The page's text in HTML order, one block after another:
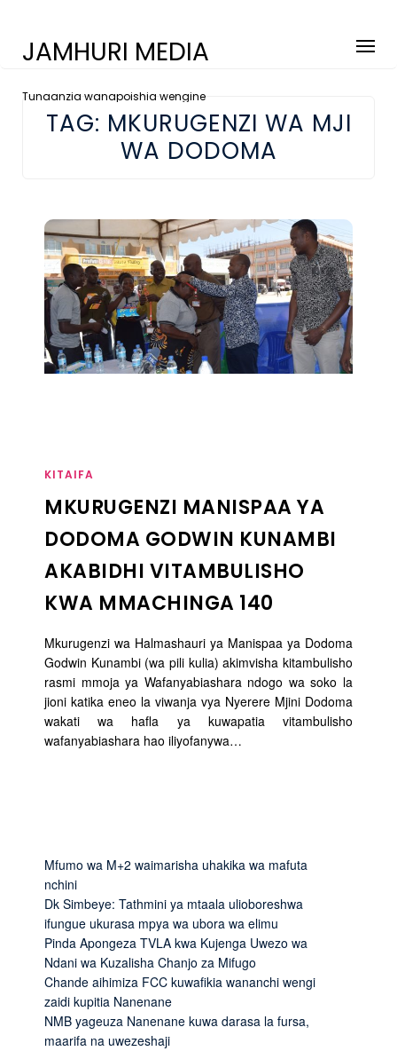
JAMHURI MEDIA
Tunaanzia wanapoishia wengine
TAG: MKURUGENZI WA MJI
WA DODOMA
KITAIFA
MKURUGENZI MANISPAA YA
DODOMA GODWIN KUNAMBI
AKABIDHI VITAMBULISHO
KWA MMACHINGA 140
Mkurugenzi wa Halmashauri ya Manispaa ya Dodoma
Godwin Kunambi (wa pili kulia) akimvisha kitambulisho
rasmi mmoja ya Wafanyabiashara ndogo wa soko la
jioni katika eneo la viwanja vya Nyerere Mjini Dodoma
wakati wa hafla ya kuwapatia vitambulisho
wafanyabiashara hao iliyofanywa…
Mfumo wa M+2 waimarisha uhakika wa mafuta
nchini
Dk Simbeye: Tathmini ya mtaala ulioboreshwa
ifungue ukurasa mpya wa ubora wa elimu
Pinda Apongeza TVLA kwa Kujenga Uwezo wa
Ndani wa Kuzalisha Chanjo za Mifugo
Chande aihimiza FCC kuwafikia wananchi wengi
zaidi kupitia Nanenane
NMB yageuza Nanenane kuwa darasa la fursa,
maarifa na uwezeshaji